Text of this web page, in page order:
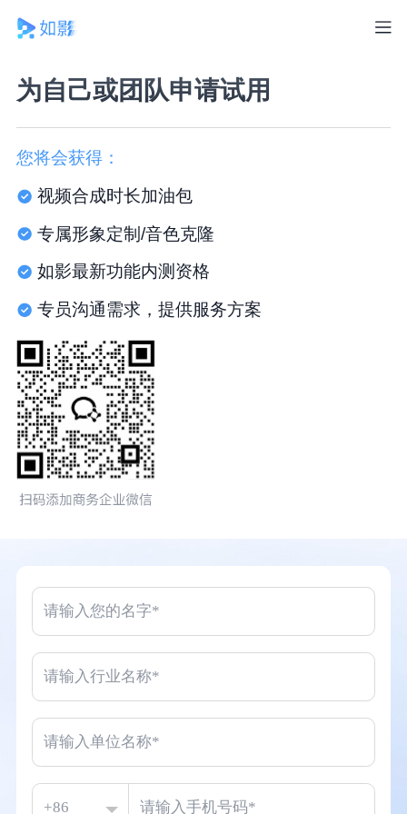
为自己或团队申请试用
您将会获得：
视频合成时长加油包
专属形象定制/音色克隆
如影最新功能内测资格
专员沟通需求，提供服务方案